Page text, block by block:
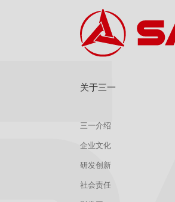
关于三一
三一介绍
企业文化
研发创新
社会责任